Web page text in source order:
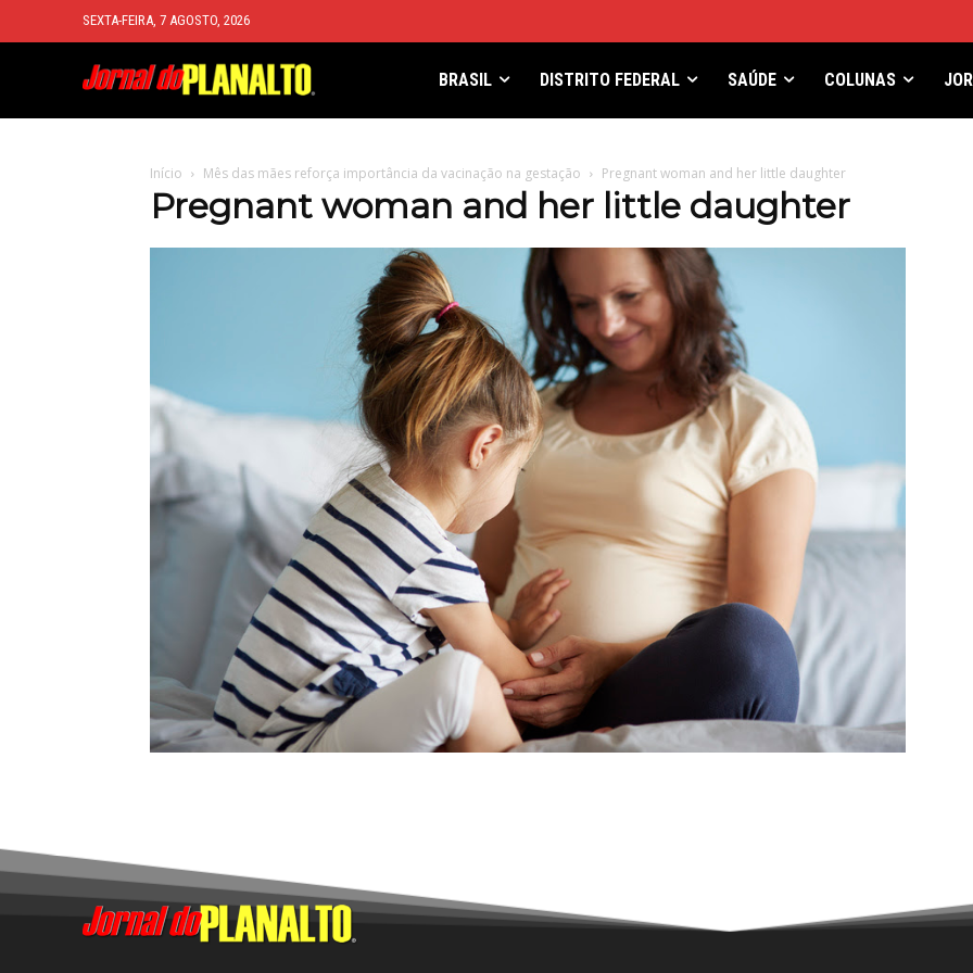
SEXTA-FEIRA, 7 AGOSTO, 2026
BRASIL DISTRITO FEDERAL SAÚDE COLUNAS
Início Mês das mães reforça importância da vacinação na gestação Pregnant woman and her little daughter
Pregnant woman and her little daughter